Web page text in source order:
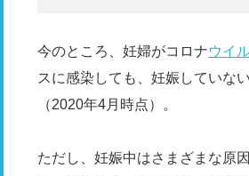
今のところ、妊婦がコロナウイ
スに感染しても、妊娠していな
（2020年4月時点）。
ただし、妊娠中はさまざまな原